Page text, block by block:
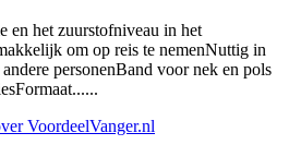
en het zuurstofniveau in het
om op reis te nemenNuttig in
personenBand voor nek en pols
VoordeelVanger.nl